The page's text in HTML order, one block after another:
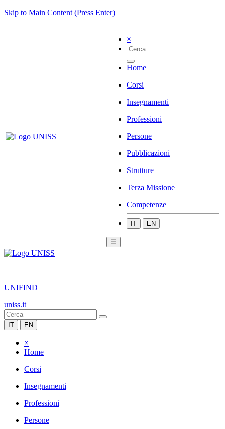
Skip to Main Content (Press Enter)
×
Home
Corsi
Insegnamenti
Professioni
Persone
Pubblicazioni
Strutture
Terza Missione
Competenze
IT EN
☰
|
UNIFIND
uniss.it
IT EN
×
Home
Corsi
Insegnamenti
Professioni
Persone